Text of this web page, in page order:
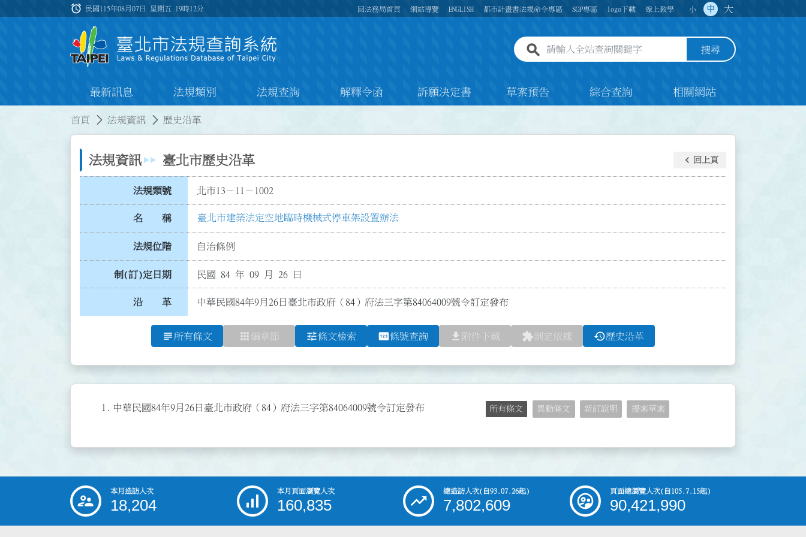
:::
alarm 民國115年08月07日 星期五 19時12分 回法務局首頁 網站導覽 ENGLISH 都市計畫書法規命令專區 SOP專區 logo下載 線上教學 小 中 大
全站查詢關鍵字欄位 搜尋
最新訊息 法規類別 法規查詢 解釋令函 訴願決定書 草案預告 綜合查詢 相關網站
首頁 法規資訊 歷史沿革
法規資訊 臺北市歷史沿革 keyboard_arrow_left 回上頁
法規類號 北市13－11－1002
名 稱 臺北市建築法定空地臨時機械式停車架設置辦法
法規位階 自治條例
制(訂)定日期 民國 84 年 09 月 26 日
沿 革 中華民國84年9月26日臺北市政府（84）府法三字第84064009號令訂定發布
subject 所有條文 apps 編章節 tune條文檢索 pin條號查詢 file_download 附件下載 extension制定依據 history歷史沿革
1. 中華民國84年9月26日臺北市政府（84）府法三字第84064009號令訂定發布 所有條文 異動條文 新訂說明 提案草案
::: 本月造訪人次
18,204
本月頁面瀏覽人次
160,835
總造訪人次(自93.07.26起)
7,802,609
頁面總瀏覽人次(自105.7.15起)
90,421,990